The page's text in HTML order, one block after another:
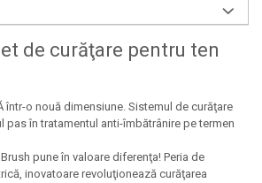
de curăţare pentru ten
într-o nouă dimensiune. Sistemul de curăţare
pas în tratamentul anti-îmbătrânire pe termen
pune în valoare diferenţa! Peria de
inovatoare revoluţionează curăţarea